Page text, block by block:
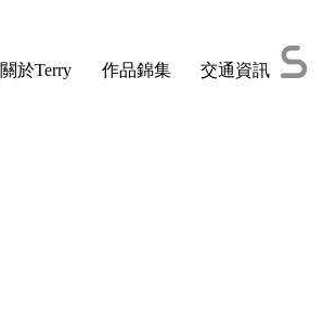
關於Terry 作品錦集 交通資訊